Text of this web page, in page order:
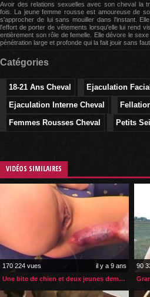
Avoir des relations sexuelles avec son cheval la
fois. La jeune femme rousse est amoureuse de
s'approcher de lui sans mouiller dans l'instant.
l'effort de porter de vêtements lorsqu'elle lui rend
entièrement son rôle de femelle. Elle dévore le
pénétration large et profonde qui la fait jouir sans
Catégories
18-21 Ans Cheval
Ejaculation
Ejaculation Interne Cheval
Femmes Rousses Cheval
Petits
VIDÉOS SIMILAIRES
170 224 vues
il y a 9 ans
Une bite de chien et deux jeunes demoiselles
90